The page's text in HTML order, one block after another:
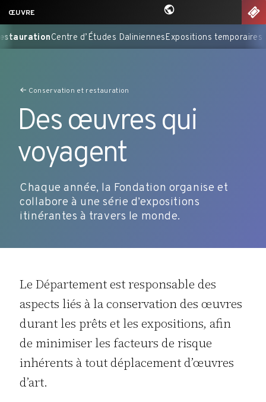
Aller
au
contenu
ŒUVRE
Conservation et restaurationCentre d’Études Daliniennes
Conservation et restauration
Des œuvres qui
voyagent
Chaque année, la Fondation organise et
collabore à une série d’expositions
itinérantes à travers le monde.
Le Département est responsable des
aspects liés à la conservation des œuvres
durant les prêts et les expositions, afin
de minimiser les facteurs de risque
inhérents à tout déplacement d’œuvres
d’art.